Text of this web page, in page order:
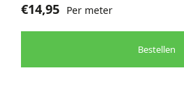
€14,95 Per meter
Bestellen